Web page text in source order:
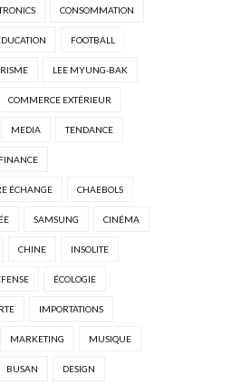
CONSOMMATION
FOOTBALL
LEE MYUNG-BAK
COMMERCE EXTÉRIEUR
MEDIA TENDANCE
FINANCE
ÉCHANGE CHAEBOLS
SAMSUNG CINÉMA
CHINE INSOLITE
ÉCOLOGIE
IMPORTATIONS
MARKETING MUSIQUE
BUSAN DESIGN